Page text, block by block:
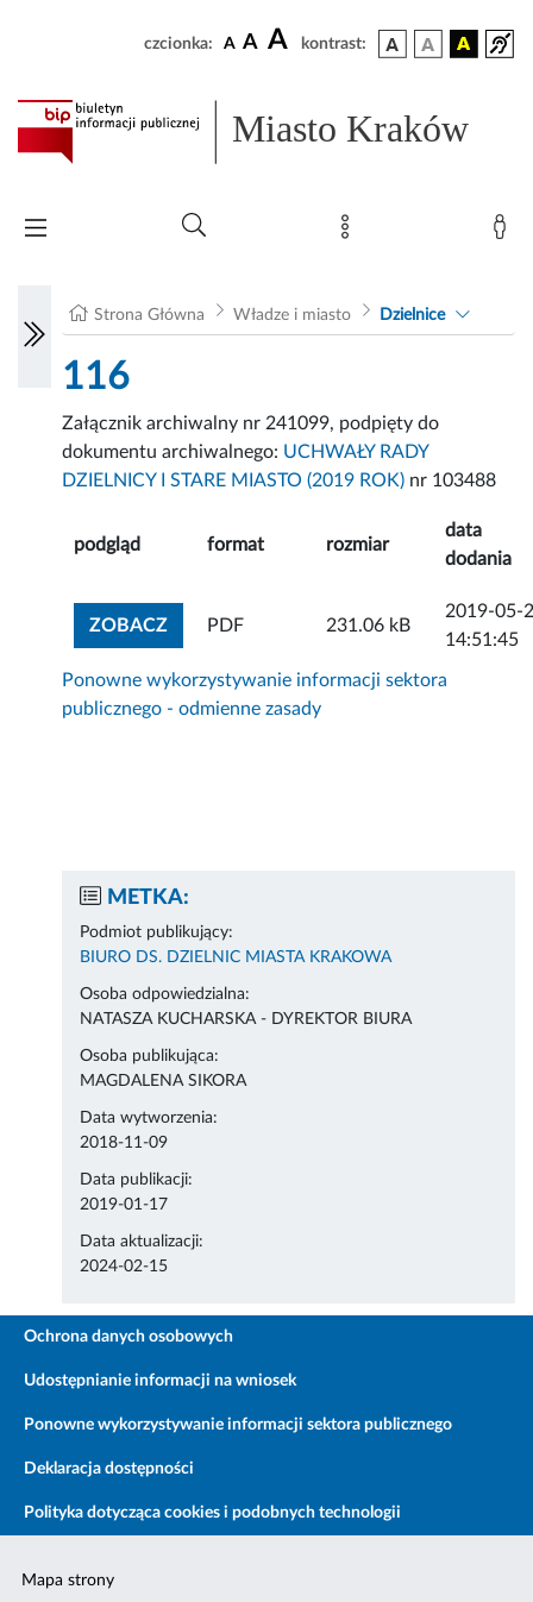
czcionka: A A A kontrast:
Miasto Kraków
Strona Główna Władze i miasto Dzielnice
116
Załącznik archiwalny nr 241099, podpięty do
dokumentu archiwalnego: UCHWAŁY RADY
DZIELNICY I STARE MIASTO (2019 ROK) nr 103488
podgląd format rozmiar
data
dodania
ZOBACZZOBACZ ZAŁĄCZNIK
PDF 231.06 kB
2019-05-
14:51:45
Ponowne wykorzystywanie informacji sektora
publicznego - odmienne zasady
METKA:
Podmiot publikujący:
BIURO DS. DZIELNIC MIASTA KRAKOWA
Osoba odpowiedzialna:
NATASZA KUCHARSKA - DYREKTOR BIURA
Osoba publikująca:
MAGDALENA SIKORA
Data wytworzenia:
2018-11-09
Data publikacji:
2019-01-17
Data aktualizacji:
2024-02-15
Ochrona danych osobowych
Udostępnianie informacji na wniosek
Ponowne wykorzystywanie informacji sektora publicznego
Deklaracja dostępności
Polityka dotycząca cookies i podobnych technologii
Mapa strony